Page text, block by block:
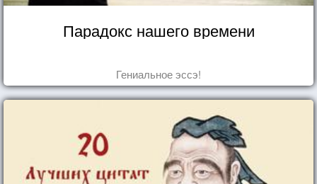
Парадокс нашего времени
Гениальное эссэ!